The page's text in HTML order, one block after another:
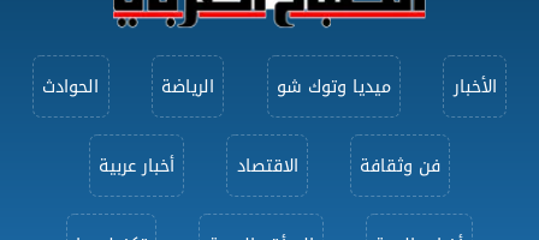
الأخبار ميديا وتوك شو الرياضة الحوادث
فن وثقافة الاقتصاد أخبار عربية